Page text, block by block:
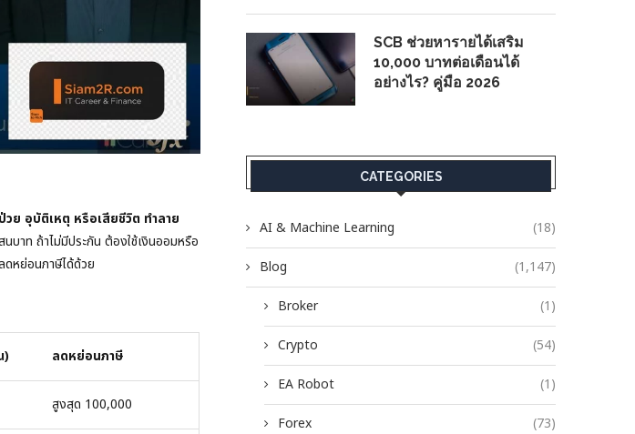
วย อุบัติเหตุ หรือเสียชีวิต ทำลาย
บาท ถ้าไม่มีประกัน ต้องใช้เงินออมหรือ
ดหย่อนภาษีได้ด้วย
) ลดหย่อนภาษี
สูงสุด 100,000
SCB ช่วยหารายได้เสริม
10,000 บาทต่อเดือนได้
อย่างไร? คู่มือ 2026
CATEGORIES
AI & Machine Learning (18)
Blog (1,147)
Broker (1)
Crypto (54)
EA Robot (1)
Forex (73)